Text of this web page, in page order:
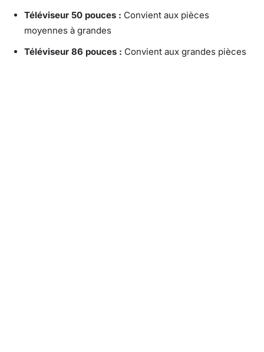
Téléviseur 50 pouces : Convient aux pièces
moyennes à grandes
Téléviseur 86 pouces : Convient aux grandes pièces